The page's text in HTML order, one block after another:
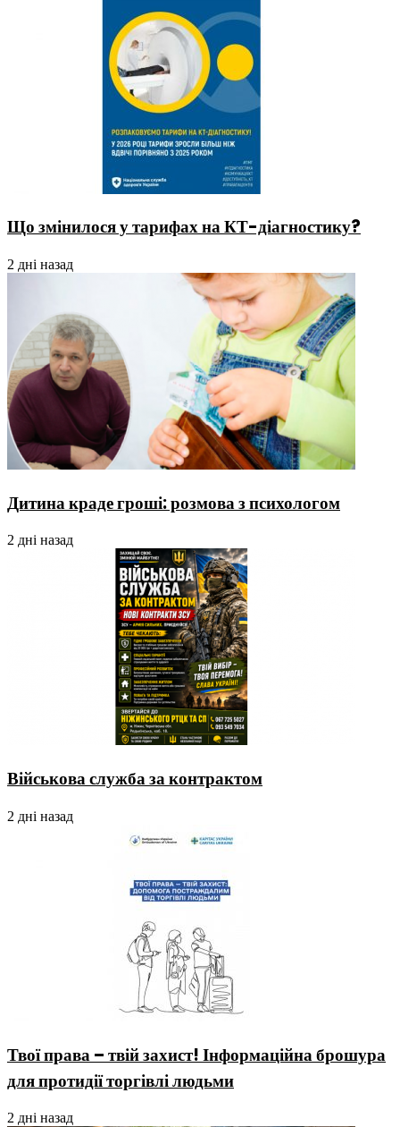
Що змінилося у тарифах на КТ-діагностику?
2 дні назад
Дитина краде гроші: розмова з психологом
2 дні назад
Військова служба за контрактом
2 дні назад
Твої права – твій захист! Інформаційна брошура
для протидії торгівлі людьми
2 дні назад